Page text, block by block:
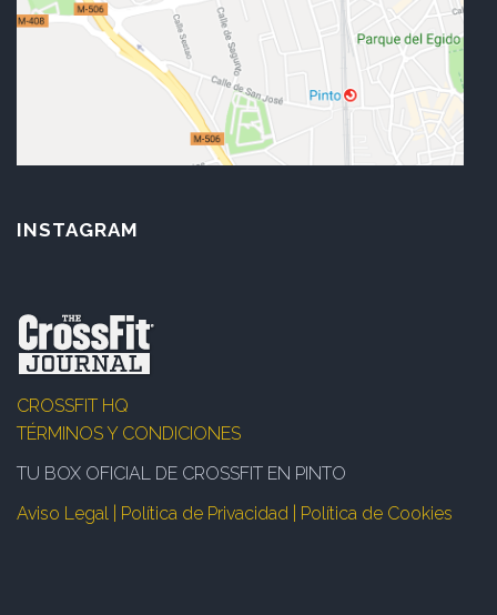
INSTAGRAM
CROSSFIT HQ
TÉRMINOS Y CONDICIONES
TU BOX OFICIAL DE CROSSFIT EN PINTO
Aviso Legal | Política de Privacidad | Política de Cookies